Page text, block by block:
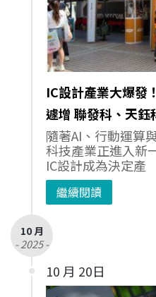
IC設計產業大爆發
遽增 聯發科、天鈺
隨著AI、行動運算
科技產業正進入新
IC設計成為決定產
繼續閱讀
10 月
- 2025 -
10 月 20日